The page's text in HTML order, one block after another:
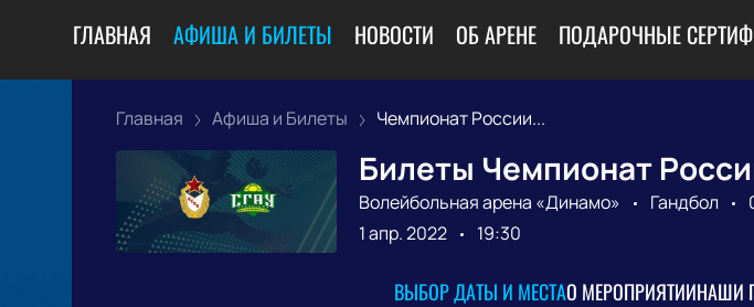
ГЛАВНАЯ АФИША И БИЛЕТЫ НОВОСТИ ОБ АРЕНЕ ПОДАРОЧНЫЕ
Главная Афиша и Билеты Чемпионат России...
Билеты Чемпионат
Волейбольная арена «Динамо» Гандбол
1 апр. 2022
19:30
ВЫБОР ДАТЫ И МЕСТАО МЕРОПРИЯТИИНАШИ